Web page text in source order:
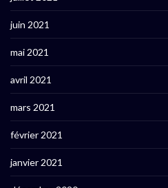
juin 2021
mai 2021
avril 2021
mars 2021
février 2021
janvier 2021